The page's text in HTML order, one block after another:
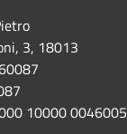
3, 18013
10000 0046005